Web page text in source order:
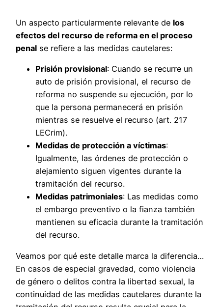
Un aspecto particularmente relevante de los
efectos del recurso de reforma en el proceso
penal se refiere a las medidas cautelares:
Prisión provisional: Cuando se recurre un
auto de prisión provisional, el recurso de
reforma no suspende su ejecución, por lo
que la persona permanecerá en prisión
mientras se resuelve el recurso (art. 217
LECrim).
Medidas de protección a víctimas:
Igualmente, las órdenes de protección o
alejamiento siguen vigentes durante la
tramitación del recurso.
Medidas patrimoniales: Las medidas como
el embargo preventivo o la fianza también
mantienen su eficacia durante la tramitación
del recurso.
Veamos por qué este detalle marca la diferencia…
En casos de especial gravedad, como violencia
de género o delitos contra la libertad sexual, la
continuidad de las medidas cautelares durante la